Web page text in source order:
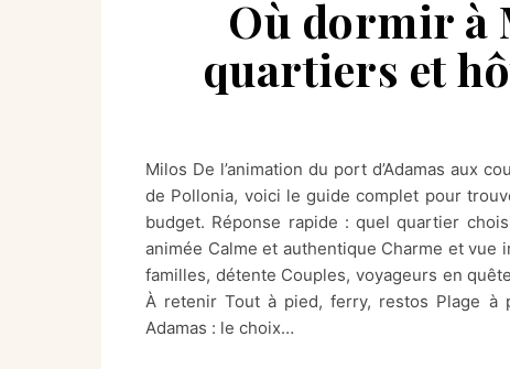
Où dormir à
quartiers et
Milos De l’animation du port d’Adamas aux
de Pollonia, voici le guide complet pour
budget. Réponse rapide : quel quartier
animée Calme et authentique Charme et
familles, détente Couples, voyageurs en
À retenir Tout à pied, ferry, restos Plage à
Adamas : le choix…